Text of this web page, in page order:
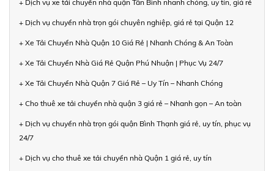
+ Dịch vụ xe tải chuyển nhà quận Tân Bình nhanh chóng, uy tín, giá rẻ
+ Dịch vụ chuyển nhà trọn gói chuyên nghiệp, giá rẻ tại Quận 12
+ Xe Tải Chuyển Nhà Quận 10 Giá Rẻ | Nhanh Chóng & An Toàn
+ Xe Tải Chuyển Nhà Giá Rẻ Quận Phú Nhuận | Phục Vụ 24/7
+ Xe Tải Chuyển Nhà Quận 7 Giá Rẻ – Uy Tín – Nhanh Chóng
+ Cho thuê xe tải chuyển nhà quận 3 giá rẻ – Nhanh gọn – An toàn
+ Dịch vụ chuyển nhà trọn gói quận Bình Thạnh giá rẻ, uy tín, phục vụ
24/7
+ Dịch vụ cho thuê xe tải chuyển nhà Quận 1 giá rẻ, uy tín